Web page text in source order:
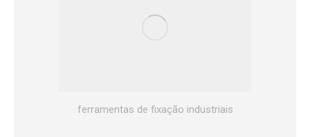
ferramentas de fixação industriais